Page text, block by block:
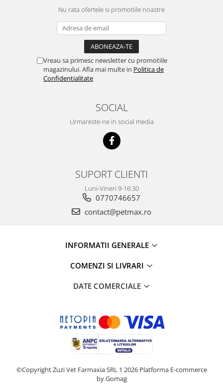
Nu rata ofertele si promotiile noastre
Vreau sa primesc newsletter cu promotiile
magazinului. Afla mai multe in Politica de
Confidentialitate
SOCIAL
Urmareste-ne in social media
SUPORT CLIENTI
Luni-Vineri 9-16:30
0770746657
contact@petmax.ro
INFORMATII GENERALE
COMENZI SI LIVRARI
DATE COMERCIALE
©Copyright Zuzi Vet Farmaxia SRL 1 2026 Platforma E-commerce
by Gomag